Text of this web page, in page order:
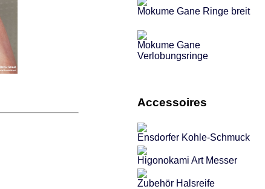
Mokume Gane Ringe breit
Mokume Gane
Verlobungsringe
Accessoires
Ensdorfer Kohle-Schmuck
Higonokami Art Messer
Zubehör Halsreife